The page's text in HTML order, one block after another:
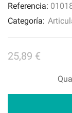
Referencia:
Categoría:
25,89 €